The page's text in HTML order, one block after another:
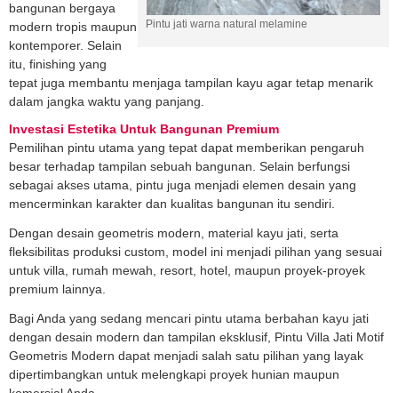
Pintu jati warna natural melamine
bangunan bergaya
modern tropis maupun
kontemporer. Selain
itu, finishing yang
tepat juga membantu menjaga tampilan kayu agar tetap menarik
dalam jangka waktu yang panjang.
Investasi Estetika Untuk Bangunan Premium
Pemilihan pintu utama yang tepat dapat memberikan pengaruh
besar terhadap tampilan sebuah bangunan. Selain berfungsi
sebagai akses utama, pintu juga menjadi elemen desain yang
mencerminkan karakter dan kualitas bangunan itu sendiri.
Dengan desain geometris modern, material kayu jati, serta
fleksibilitas produksi custom, model ini menjadi pilihan yang sesuai
untuk villa, rumah mewah, resort, hotel, maupun proyek-proyek
premium lainnya.
Bagi Anda yang sedang mencari pintu utama berbahan kayu jati
dengan desain modern dan tampilan eksklusif, Pintu Villa Jati Motif
Geometris Modern dapat menjadi salah satu pilihan yang layak
dipertimbangkan untuk melengkapi proyek hunian maupun